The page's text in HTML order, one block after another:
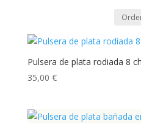
Pulsera de plata rodiada 8
35,00 €